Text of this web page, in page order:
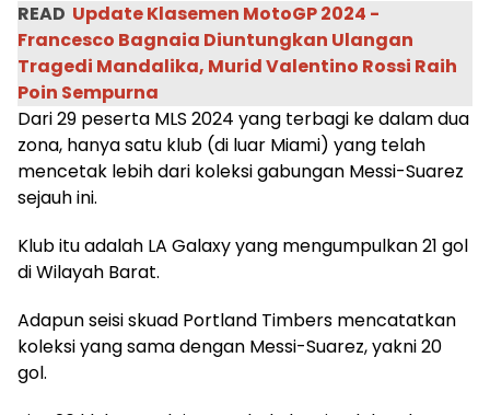
READ Update Klasemen MotoGP 2024 -
Francesco Bagnaia Diuntungkan Ulangan
Tragedi Mandalika, Murid Valentino Rossi Raih
Poin Sempurna
Dari 29 peserta MLS 2024 yang terbagi ke dalam dua
zona, hanya satu klub (di luar Miami) yang telah
mencetak lebih dari koleksi gabungan Messi-Suarez
sejauh ini.
Klub itu adalah LA Galaxy yang mengumpulkan 21 gol
di Wilayah Barat.
Adapun seisi skuad Portland Timbers mencatatkan
koleksi yang sama dengan Messi-Suarez, yakni 20
gol.